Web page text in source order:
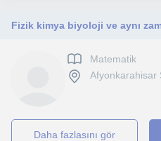
Matematik
Afyonkarahisar
daha fazlasını gör